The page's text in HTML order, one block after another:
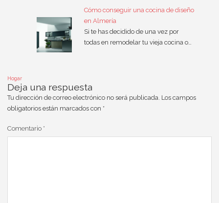
Cómo conseguir una cocina de diseño
en Almería
Si te has decidido de una vez por
todas en remodelar tu vieja cocina o…
Hogar
Deja una respuesta
Tu dirección de correo electrónico no será publicada. Los campos
obligatorios están marcados con *
Comentario *